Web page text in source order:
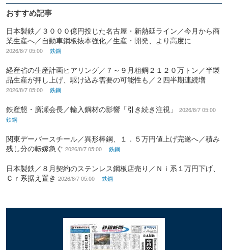
おすすめ記事
日本製鉄／３０００億円投じた名古屋・新熱延ライン／今月から商
業生産へ／自動車鋼板抜本強化／生産・開発、より高度に
2026/8/7 05:00 鉄鋼
経産省の生産計画ヒアリング／７～９月粗鋼２１２０万トン／半製
品生産が押し上げ、駆け込み需要の可能性も／２四半期連続増
2026/8/7 05:00 鉄鋼
鉄産懇・廣瀬会長／輸入鋼材の影響「引き続き注視」
2026/8/7 05:00
鉄鋼
関東デーバースチール／異形棒鋼、１．５万円値上げ完遂へ／積み
残し分の転嫁急ぐ 2026/8/7 05:00 鉄鋼
日本製鉄／８月契約のステンレス鋼板店売り／Ｎｉ系１万円下げ、
Ｃｒ系据え置き 2026/8/7 05:00 鉄鋼